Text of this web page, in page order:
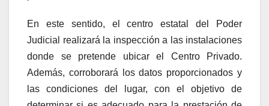
En este sentido, el centro estatal del Poder
Judicial realizará la inspección a las instalaciones
donde se pretende ubicar el Centro Privado.
Además, corroborará los datos proporcionados y
las condiciones del lugar, con el objetivo de